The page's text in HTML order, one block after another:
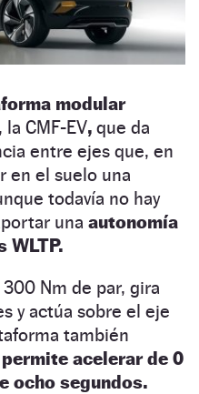
modular
CMF-EV, que da
entre ejes que, en
en el suelo una
todavía no hay
una autonomía
WLTP.
300 Nm de par, gira
y actúa sobre el eje
también
permite acelerar de 0
ocho segundos.